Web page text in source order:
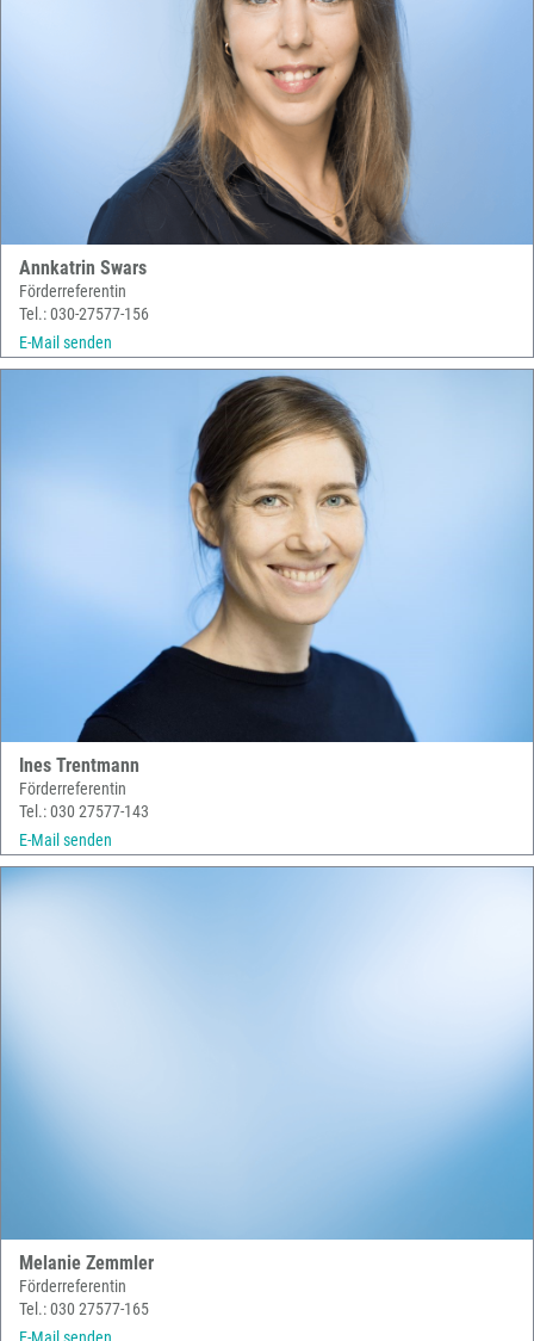
Annkatrin Swars
Förderreferentin
Tel.: 030-27577-156
E-Mail senden
Ines Trentmann
Förderreferentin
Tel.: 030 27577-143
E-Mail senden
Melanie Zemmler
Förderreferentin
Tel.: 030 27577-165